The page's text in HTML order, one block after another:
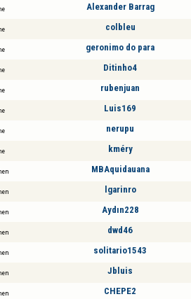
Alexander Barrag
colbleu
geronimo do para
Ditinho4
rubenjuan
Luis169
nerupu
kméry
MBAquidauana
lgarinro
Aydın228
dwd46
solitario1543
Jbluis
CHEPE2